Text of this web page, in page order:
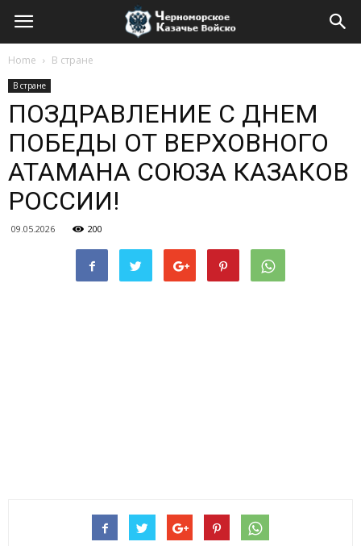
Home В стране
В стране
ПОЗДРАВЛЕНИЕ С ДНЕМ
ПОБЕДЫ ОТ ВЕРХОВНОГО
АТАМАНА СОЮЗА КАЗАКОВ
РОССИИ!
09.05.2026 200